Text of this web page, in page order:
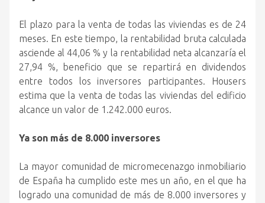
El plazo para la venta de todas las viviendas es de 24
meses. En este tiempo, la rentabilidad bruta calculada
asciende al 44,06 % y la rentabilidad neta alcanzaría el
27,94 %, beneficio que se repartirá en dividendos
entre todos los inversores participantes. Housers
estima que la venta de todas las viviendas del edificio
alcance un valor de 1.242.000 euros.
Ya son más de 8.000 inversores
La mayor comunidad de micromecenazgo inmobiliario
de España ha cumplido este mes un año, en el que ha
logrado una comunidad de más de 8.000 inversores y